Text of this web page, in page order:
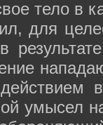
тело в
для
умысел